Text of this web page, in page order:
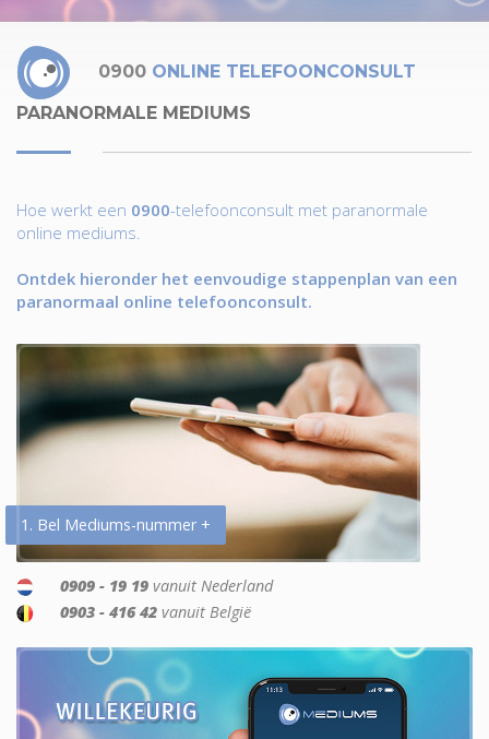
0900 ONLINE TELEFOONCONSULT
PARANORMALE MEDIUMS
Hoe werkt een 0900-telefoonconsult met paranormale
online mediums.
Ontdek hieronder het eenvoudige stappenplan van een
paranormaal online telefoonconsult.
1. Bel Mediums-nummer +
0909 - 19 19 vanuit Nederland
0903 - 416 42 vanuit België